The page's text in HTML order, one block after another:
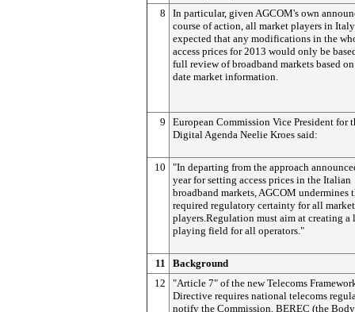
8
In particular, given AGCOM's own
course of action, all market players in
expected that any modifications in the
access prices for 2013 would only be
full review of broadband markets based
date market information.
9
European Commission Vice President for
Digital Agenda Neelie Kroes said:
10
"In departing from the approach
year for setting access prices in the Italian
broadband markets, AGCOM undermines
required regulatory certainty for all market
players.Regulation must aim at creating a
playing field for all operators."
11
Background
12
"Article 7" of the new Telecoms
Directive requires national telecoms
notify the Commission, BEREC (the